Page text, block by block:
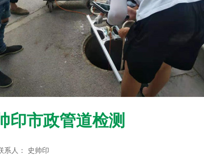
印市政管道检测
系人：
史帅印